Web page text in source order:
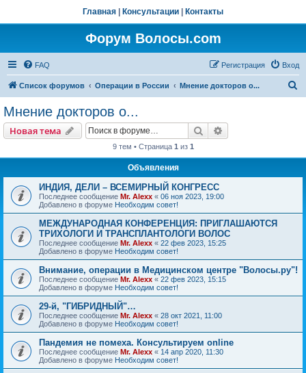
Главная Консультации Контакты
Форум Волосы.com
FAQ Вход
Регистрация
Список форумов Операции в России Мнение докторов о...
Мнение докторов о...
Новая тема Поиск
9 тем • Страница 1 из 1
Объявления
ИНДИЯ, ДЕЛИ – ВСЕМИРНЫЙ КОНГРЕСС
Последнее сообщение Mr. Alexx « 06 ноя 2023, 19:00
Добавлено в форуме Необходим совет!
МЕЖДУНАРОДНАЯ КОНФЕРЕНЦИЯ: ПРИГЛАШАЮТСЯ
ТРИХОЛОГИ И ТРАНСПЛАНТОЛОГИ ВОЛОС
Последнее сообщение Mr. Alexx « 22 фев 2023, 15:25
Добавлено в форуме Необходим совет!
Внимание, операции в Медицинском центре "Волосы.ру"!
Последнее сообщение Mr. Alexx « 22 фев 2023, 15:15
Добавлено в форуме Необходим совет!
29-й, "ГИБРИДНЫЙ"…
Последнее сообщение Mr. Alexx « 28 окт 2021, 11:00
Добавлено в форуме Необходим совет!
Пандемия не помеха. Консультируем online
Последнее сообщение Mr. Alexx « 14 апр 2020, 11:30
Добавлено в форуме Необходим совет!